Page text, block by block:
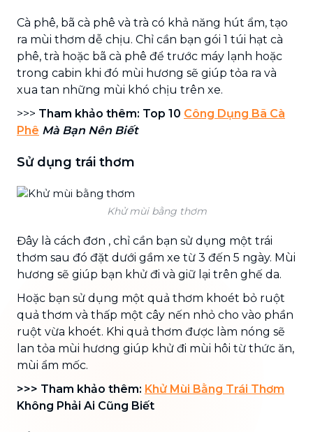
Cà phê, bã cà phê và trà có khả năng hút ẩm, tạo
ra mùi thơm dễ chịu. Chỉ cần bạn gói 1 túi hạt cà
phê, trà hoặc bã cà phê để trước máy lạnh hoặc
trong cabin khi đó mùi hương sẽ giúp tỏa ra và
xua tan những mùi khó chịu trên xe.
>>> Tham khảo thêm: Top 10 Công Dụng Bã Cà
Phê Mà Bạn Nên Biết
Sử dụng trái thơm
Khử mùi bằng thơm
Đây là cách đơn , chỉ cần bạn sử dụng một trái
thơm sau đó đặt dưới gầm xe từ 3 đến 5 ngày. Mùi
hương sẽ giúp bạn khử đi và giữ lại trên ghế da.
Hoặc bạn sử dụng một quả thơm khoét bỏ ruột
quả thơm và thấp một cây nến nhỏ cho vào phần
ruột vừa khoét. Khi quả thơm được làm nóng sẽ
lan tỏa mùi hương giúp khử đi mùi hôi từ thức ăn,
mùi ẩm mốc.
>>> Tham khảo thêm: Khử Mùi Bằng Trái Thơm
Không Phải Ai Cũng Biết